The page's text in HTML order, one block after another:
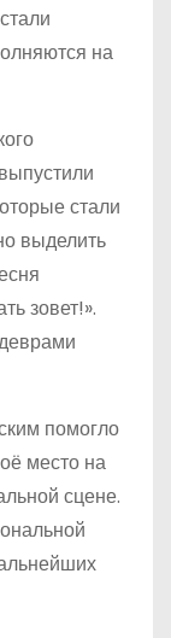
на
стали
выделить
зовет!».
помогло
место на
сцене.